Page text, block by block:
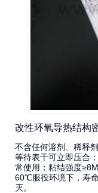
改性环氧导热结构
不含任何溶剂、稀释
等待表干可立即压合
常使用；粘结强度
60℃服役环境下，寿
灭。